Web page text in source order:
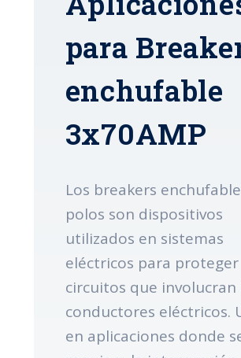
para
enchufable
3x70AMP
Los breakers
polos son dispositivos
utilizados en sistemas
eléctricos para proteger
circuitos que involucran
conductores eléctricos.
en aplicaciones donde